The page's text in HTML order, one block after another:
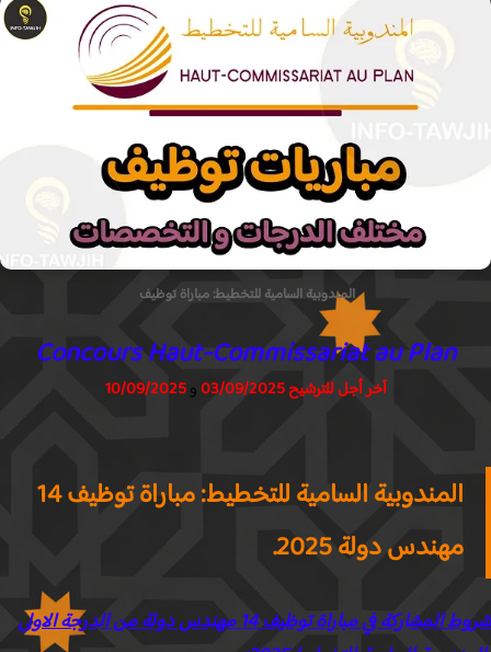
المندوبية السامية للتخطيط: مباراة توظيف
Concours Haut-Commissariat au Plan
آخر أجل للترشيح03/09/2025و10/09/2025
المندوبية السامية للتخطيط: مباراة توظيف 14
مهندس دولة 2025.
شروط المشاركة في مباراة توظيف 14 مهندس دولة من الدرجة الاولى